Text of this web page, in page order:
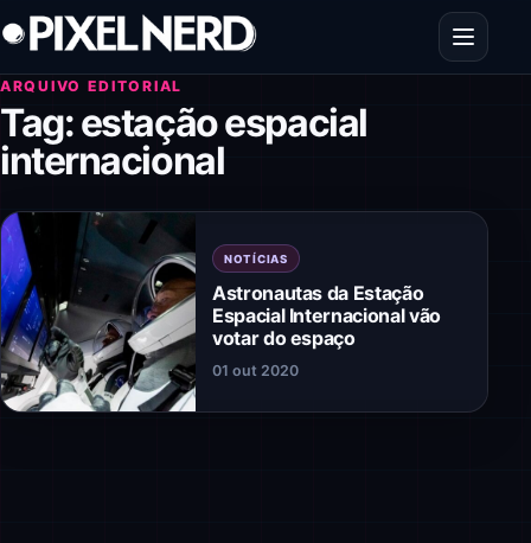
Pular para o conteúdo
Abrir
ARQUIVO EDITORIAL
Tag:estação espacial
internacional
NOTÍCIAS
Astronautas da Estação
Espacial Internacional vão
votar do espaço
01 out 2020